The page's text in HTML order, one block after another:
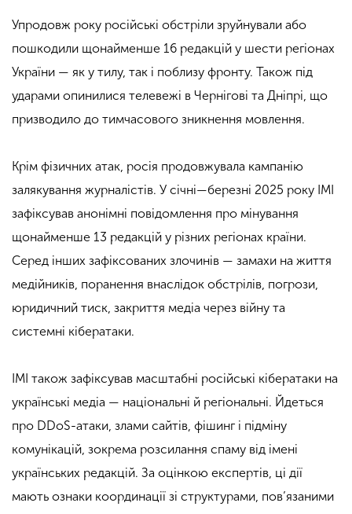
Упродовж року російські обстріли зруйнували або
пошкодили щонайменше 16 редакцій у шести регіонах
України — як у тилу, так і поблизу фронту. Також під
ударами опинилися телевежі в Чернігові та Дніпрі, що
призводило до тимчасового зникнення мовлення.
Крім фізичних атак, росія продовжувала кампанію
залякування журналістів. У січні—березні 2025 року ІМІ
зафіксував анонімні повідомлення про мінування
щонайменше 13 редакцій у різних регіонах країни.
Серед інших зафіксованих злочинів — замахи на життя
медійників, поранення внаслідок обстрілів, погрози,
юридичний тиск, закриття медіа через війну та
системні кібератаки.
ІМІ також зафіксував масштабні російські кібератаки на
українські медіа — національні й регіональні. Йдеться
про DDoS-атаки, злами сайтів, фішинг і підміну
комунікацій, зокрема розсилання спаму від імені
українських редакцій. За оцінкою експертів, ці дії
мають ознаки координації зі структурами, пов’язаними